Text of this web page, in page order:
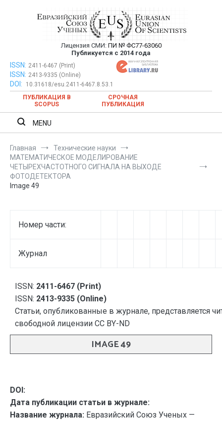
Евразийский Союз Ученых —
публикация научных статей в
ежемесячном научном журнале
Лицензия СМИ: ПИ № ФС77-63060
Публикуется с 2014 года
Евразийский Союз Ученых — публикация научных статей в
ежемесячном научном журнале
ISSN: 2411-6467 (Print)
ISSN: 2413-9335 (Online)
DOI:
10.31618/esu.2411-6467.8.53.1
ПУБЛИКАЦИЯ В
SCOPUS
СРОЧНАЯ
ПУБЛИКАЦИЯ
MENU
Главная
Технические науки
МАТЕМАТИЧЕСКОЕ МОДЕЛИРОВАНИЕ
ЧЕТЫРЕХЧАСТОТНОГО СИГНАЛА НА ВЫХОДЕ
ФОТОДЕТЕКТОРА
Image 49
Номер части:
Журнал
ISSN: 2411-6467 (Print)
ISSN: 2413-9335 (Online)
Статьи, опубликованные в журнале, представляется
свободной лицензии CC BY-ND
IMAGE 49
DOI:
Дата публикации статьи в журнале:
Название журнала: Евразийский Союз Ученых —